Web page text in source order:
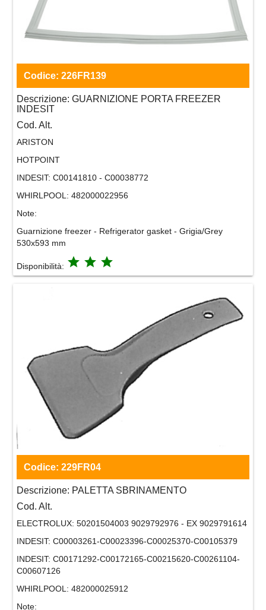
Codice: 226FR139
Descrizione: GUARNIZIONE PORTA FREEZER
INDESIT
Cod. Alt.
ARISTON
HOTPOINT
INDESIT: C00141810 - C00038772
WHIRLPOOL: 482000022956
Note:
Guarnizione freezer - Refrigerator gasket - Grigia/Grey
530x593 mm
Disponibilità: grade grade grade
Codice: 229FR04
Descrizione: PALETTA SBRINAMENTO
Cod. Alt.
ELECTROLUX: 50201504003 9029792976 - EX 9029791614
INDESIT: C00003261-C00023396-C00025370-C00105379
INDESIT: C00171292-C00172165-C00215620-C00261104-
C00607126
WHIRLPOOL: 482000025912
Note: